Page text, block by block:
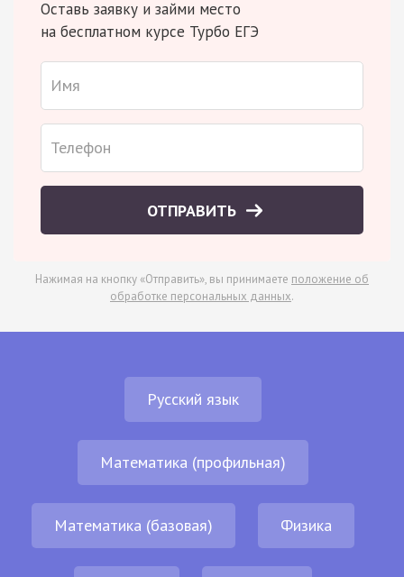
Оставь заявку и займи место
на бесплатном курсе Турбо ЕГЭ
ОТПРАВИТЬ
Нажимая на кнопку «Отправить», вы принимаете положение об
обработке персональных данных.
Русский язык
Математика (профильная)
Математика (базовая) Физика